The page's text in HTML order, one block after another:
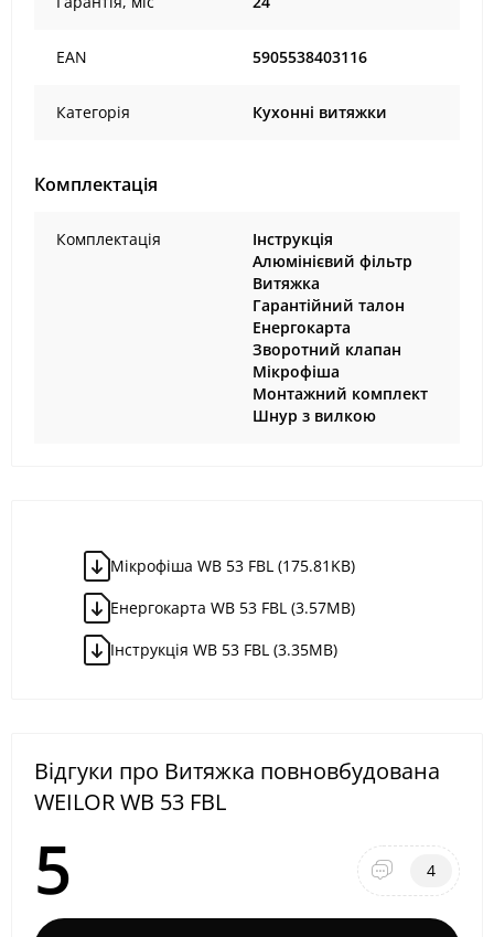
EAN 5905538403116
Категорія Кухонні витяжки
Комплектація
Комплектація
Інструкція
Алюмінієвий фільтр
Витяжка
Гарантійний талон
Енергокарта
Зворотний клапан
Мікрофіша
Монтажний комплект
Шнур з вилкою
Мікрофіша WB 53 FBL (175.81KB)
Енергокарта WB 53 FBL (3.57MB)
Iнструкція WB 53 FBL (3.35MB)
Відгуки про Витяжка повновбудована
WEILOR WB 53 FBL
5 4